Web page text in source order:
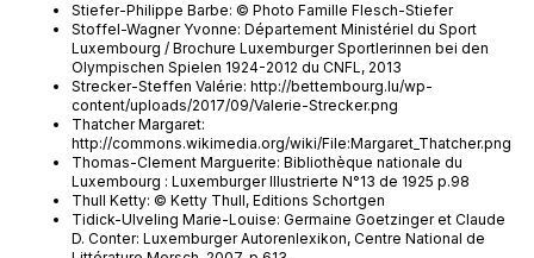
Stiefer-Philippe Barbe: © Photo Famille Flesch-Stiefer
Stoffel-Wagner Yvonne: Département Ministériel du Sport
Luxembourg / Brochure Luxemburger Sportlerinnen bei den
Olympischen Spielen 1924-2012 du CNFL, 2013
Strecker-Steffen Valérie: http://bettembourg.lu/wp-
content/uploads/2017/09/Valerie-Strecker.png
Thatcher Margaret:
http://commons.wikimedia.org/wiki/File:Margaret_Thatcher.png
Thomas-Clement Marguerite: Bibliothèque nationale du
Luxembourg : Luxemburger Illustrierte N°13 de 1925 p.98
Thull Ketty: © Ketty Thull, Editions Schortgen
Tidick-Ulveling Marie-Louise: Germaine Goetzinger et Claude
D. Conter: Luxemburger Autorenlexikon, Centre National de